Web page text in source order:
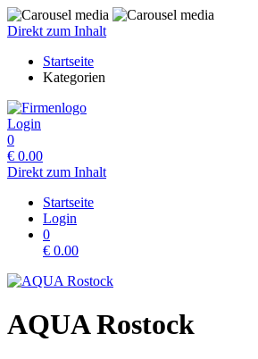
Direkt zum Inhalt
Startseite
Kategorien
Login
0
€ 0.00
Direkt zum Inhalt
Startseite
Login
0
€ 0.00
AQUA Rostock